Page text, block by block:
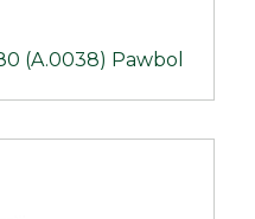
(A.0038) Pawbol